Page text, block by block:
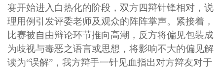
赛开始进入白热化的阶段，双方四辩针锋相对，说
理用例引发评委老师及观众的阵阵掌声。紧接着，
比赛被自由辩论环节推向高潮，反方将偏见包装成
为歧视与毒恶之语言或思想，将影响不大的偏见解
读为“误解”，我方辩手一针见血指出对方辩友对于